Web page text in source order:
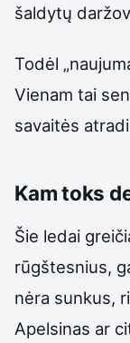
šaldytų
Todėl
Vienam tai
savaitės
Kam toks
Šie ledai
rūgštesnius,
nėra sunkus,
Apelsinas ar